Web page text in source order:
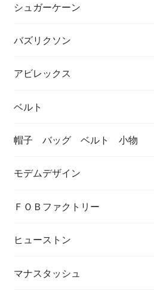
シュガーケーン
バズリクソン
アビレックス
ベルト
帽子 バッグ ベルト 小物
モデムデザイン
ＦＯＢファクトリー
ヒューストン
マナスタッシュ